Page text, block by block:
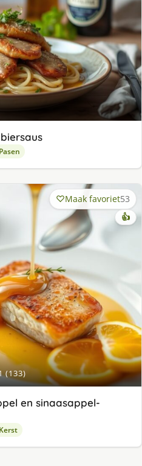
Pasen
(133)
Maak favoriet53
👍
en sinaasappel-
Kerst